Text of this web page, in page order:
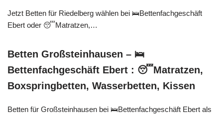
Jetzt Betten für Riedelberg wählen bei 🛌Bettenfachgeschäft
Ebert oder 😴Matratzen,…
Betten Großsteinhausen – 🛌
Bettenfachgeschäft Ebert : 😴Matratzen,
Boxspringbetten, Wasserbetten, Kissen
Betten für Großsteinhausen bei 🛌Bettenfachgeschäft Ebert als